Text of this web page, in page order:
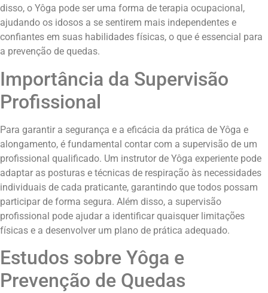
disso, o Yôga pode ser uma forma de terapia ocupacional,
ajudando os idosos a se sentirem mais independentes e
confiantes em suas habilidades físicas, o que é essencial para
a prevenção de quedas.
Importância da Supervisão
Profissional
Para garantir a segurança e a eficácia da prática de Yôga e
alongamento, é fundamental contar com a supervisão de um
profissional qualificado. Um instrutor de Yôga experiente pode
adaptar as posturas e técnicas de respiração às necessidades
individuais de cada praticante, garantindo que todos possam
participar de forma segura. Além disso, a supervisão
profissional pode ajudar a identificar quaisquer limitações
físicas e a desenvolver um plano de prática adequado.
Estudos sobre Yôga e
Prevenção de Quedas